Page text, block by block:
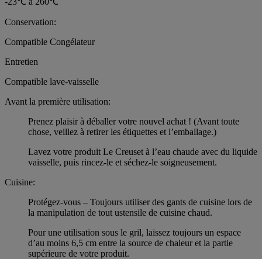
Conservation:
Compatible Congélateur
Entretien
Compatible lave-vaisselle
Avant la première utilisation:
Prenez plaisir à déballer votre nouvel achat ! (Avant toute
chose, veillez à retirer les étiquettes et l’emballage.)
Lavez votre produit Le Creuset à l’eau chaude avec du liquide
vaisselle, puis rincez-le et séchez-le soigneusement.
Cuisine:
Protégez-vous – Toujours utiliser des gants de cuisine lors de
la manipulation de tout ustensile de cuisine chaud.
Pour une utilisation sous le gril, laissez toujours un espace
d’au moins 6,5 cm entre la source de chaleur et la partie
supérieure de votre produit.